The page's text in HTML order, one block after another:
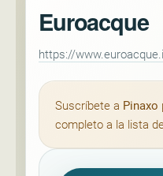
Euroacque
https://
Suscríbete a Pinaxo
completo a la lista